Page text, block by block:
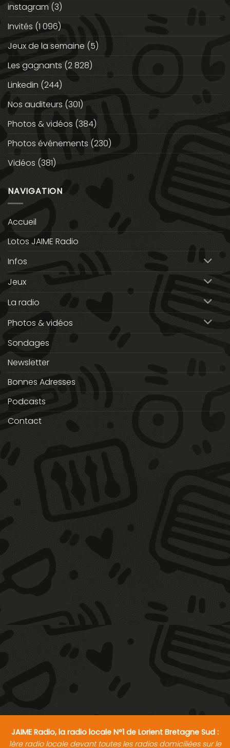
instagram (3)
Invités (1 096)
Jeux de la semaine (5)
Les gagnants (2 828)
Linkedin (244)
Nos auditeurs (301)
Photos & vidéos (384)
Photos événements (230)
Vidéos (381)
NAVIGATION
Accueil
Lotos JAIME Radio
Infos
Jeux
La radio
Photos & vidéos
Sondages
Newsletter
Bonnes Adresses
Podcasts
Contact
JAIME Radio, la radio locale N°1 de Lorient Bretagne Sud :
1ère radio locale devant toutes les radios domiciliées sur le